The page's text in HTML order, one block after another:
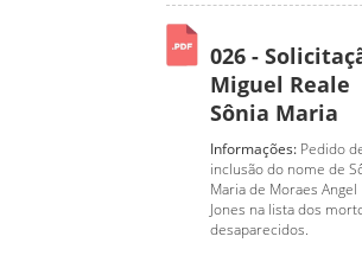
026 -
Miguel Reale
Sônia Maria
Informações: Pedido
inclusão do nome de
Maria de Moraes Angel
Jones na lista dos
desaparecidos.